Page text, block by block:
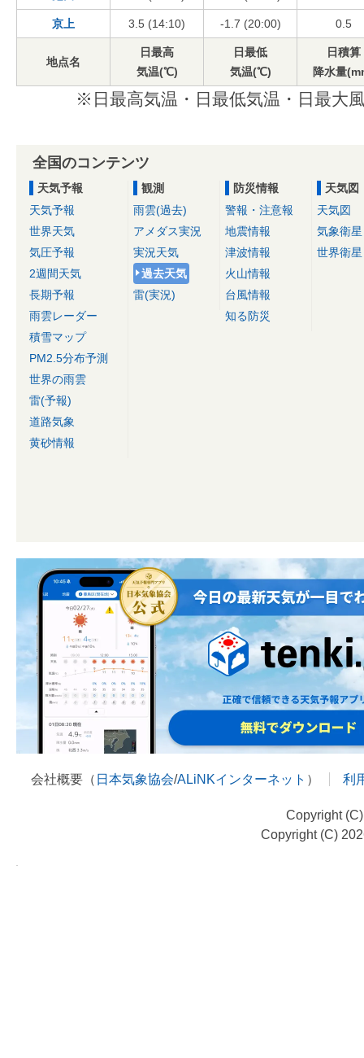
京上 3.5 (14:10) -1.7 (20:00) 0.5
地点名
日最高
気温(℃)
日最低
気温(℃)
日積算
降水量
※日最高気温・日最低気温・日最大
全国のコンテンツ
天気予報
天気予報
世界天気
気圧予報
2週間天気
長期予報
雨雲レーダー
積雪マップ
PM2.5分布予測
世界の雨雲
雷(予報)
道路気象
黄砂情報
観測
雨雲(過去)
アメダス実況
実況天気
過去天気
雷(実況)
防災情報
警報・注意報
地震情報
津波情報
火山情報
台風情報
知る防災
天気図
天気図
気象衛星
世界衛星
会社概要（ 日本気象協会/ALiNKインターネット ） 利
Copyright
Copyright (C)